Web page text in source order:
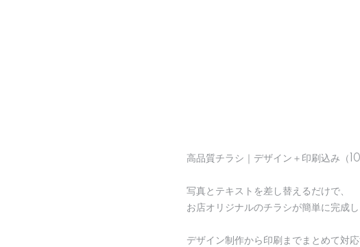
高品質チラシ｜デザイン＋印刷込み（
写真とテキストを差し替えるだけで、
お店オリジナルのチラシが簡単に完成し
デザイン制作から印刷までまとめて対応